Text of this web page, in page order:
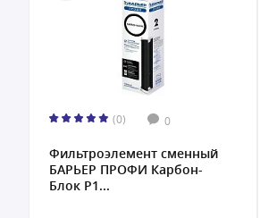
(0) 0
Фильтроэлемент сменный
БАРЬЕР ПРОФИ Карбон-
Блок Р1...